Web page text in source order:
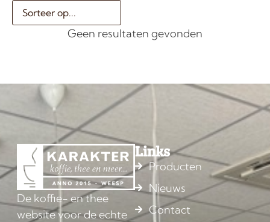
Geen resultaten gevonden
De koffie- en thee
website voor de echte
Links
Producten
Nieuws
Contact